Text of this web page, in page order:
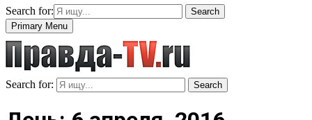
Search for:
Search
Primary Menu
Search for: Search